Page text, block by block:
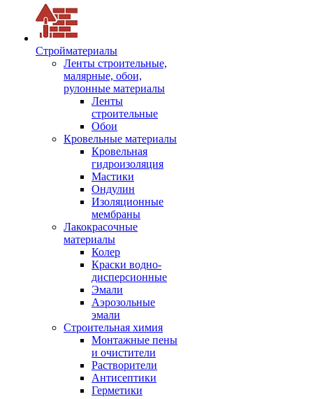
Стройматериалы
Ленты строительные,
малярные, обои,
рулонные материалы
Ленты
строительные
Обои
Кровельные материалы
Кровельная
гидроизоляция
Мастики
Ондулин
Изоляционные
мембраны
Лакокрасочные
материалы
Колер
Краски водно-
дисперсионные
Эмали
Аэрозольные
эмали
Строительная химия
Монтажные пены
и очистители
Растворители
Антисептики
Герметики